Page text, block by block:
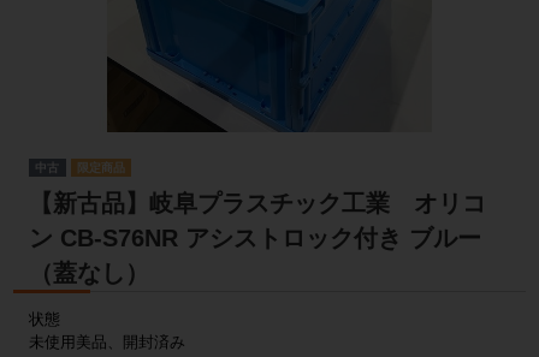
中古
【新古品】岐阜プラスチック工業 オリコ
ン CB-S76NR アシストロック付き ブルー
（蓋なし）
状態
未使用美品、開封済み